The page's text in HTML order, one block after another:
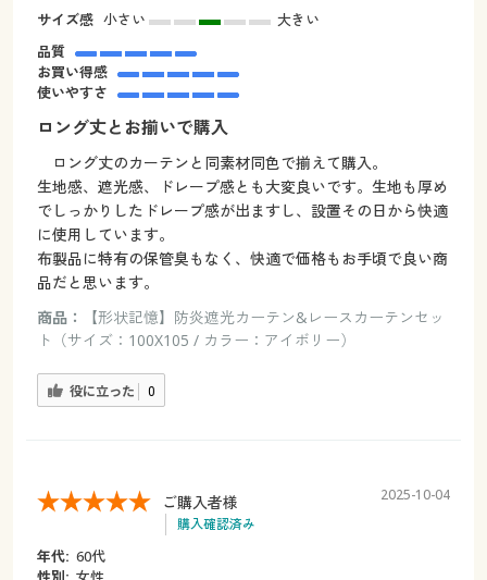
サイズ感 小さい
大きい
品質
お買い得感
使いやすさ
ロング丈とお揃いで購入
ロング丈のカーテンと同素材同色で揃えて購入。
生地感、遮光感、ドレープ感とも大変良いです。生地も厚め
でしっかりしたドレープ感が出ますし、設置その日から快適
に使用しています。
布製品に特有の保管臭もなく、快適で価格もお手頃で良い商
品だと思います。
商品：
【形状記憶】防炎遮光カーテン&レースカーテンセッ
ト（サイズ：100X105 / カラー：アイボリー）
役に立った 0
ご購入者様
購入確認済み
2025-10-04
年代: 60代